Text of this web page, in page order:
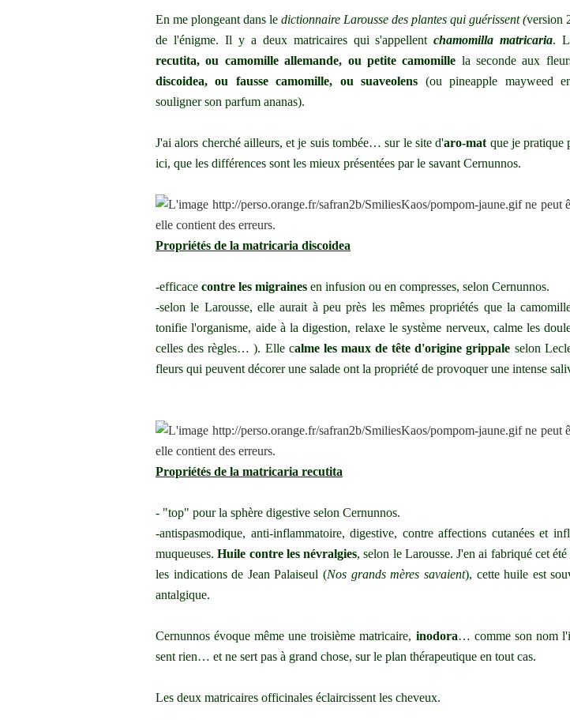
En me plongeant dans le dictionnaire Larousse des plantes qui guérissent (version
de l'énigme. Il y a deux matricaires qui s'appellentchamomilla matricaria.
recutita, ou camomille allemande, ou petite camomille la seconde aux
discoidea, ou fausse camomille, ou suaveolens (ou pineapple mayweed
souligner son parfum ananas).
J'ai alors cherché ailleurs, et je suis tombée… sur le site d'aro-mat que je pratique
ici, que les différences sont les mieux présentées par le savant Cernunnos.
Propriétés de la matricaria discoidea
-efficace contre les migraines en infusion ou en compresses, selon Cernunnos.
-selon le Larousse, elle aurait à peu près les mêmes propriétés que la
tonifie l'organisme, aide à la digestion, relaxe le système nerveux, calme les
celles des règles… ). Elle calme les maux de tête d'origine grippale selon
fleurs qui peuvent décorer une salade ont la propriété de provoquer une intense
Propriétés de la matricaria recutita
- "top" pour la sphère digestive selon Cernunnos.
-antispasmodique, anti-inflammatoire, digestive, contre affections cutanées et
muqueuses.Huile contre les névralgies, selon le Larousse. J'en ai fabriqué cet
les indications de Jean Palaiseul (Nos grands mères savaient), cette huile est
antalgique.
Cernunnos évoque même une troisième matricaire, inodora… comme son nom
sent rien… et ne sert pas à grand chose, sur le plan thérapeutique en tout cas.
Les deux matricaires officinales éclaircissent les cheveux.